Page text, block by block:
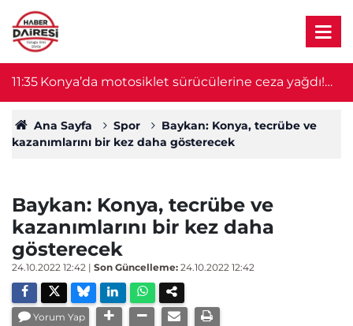
11:35 Konya’da motosiklet sürücülerine ceza yağdı!
Tutar 905 bin lirayı buldu
Ana Sayfa Spor
Baykan: Konya, tecrübe ve
kazanımlarını bir kez daha gösterecek
Baykan: Konya, tecrübe ve
kazanımlarını bir kez daha
gösterecek
24.10.2022 12:42 | Son Güncelleme: 24.10.2022 12:42
Yorum Yap